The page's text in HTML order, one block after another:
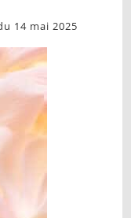
14 mai 2025